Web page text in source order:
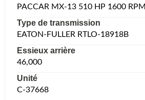
PACCAR MX-13 510 HP 1600 RPM
Type de transmission
EATON-FULLER RTLO-18918B
Essieux arrière
46,000
Unité
C-37668